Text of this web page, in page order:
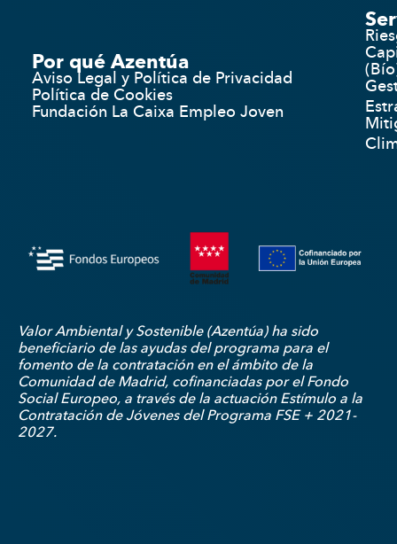
Por qué Azentúa
Aviso Legal y Política de Privacidad
Política de Cookies
Fundación La Caixa Empleo Joven
Valor Ambiental y Sostenible (Azentúa) ha sido
beneficiario de las ayudas del programa para el
fomento de la contratación en el ámbito de la
Comunidad de Madrid, cofinanciadas por el Fondo
Social Europeo, a través de la actuación Estímulo a la
Contratación de Jóvenes del Programa FSE + 2021-
2027.